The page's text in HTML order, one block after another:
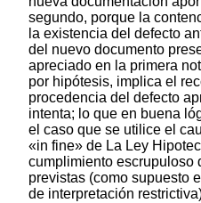
segundo, porque la
la existencia del defecto
del nuevo documento
apreciado en la primera
por hipótesis, implica el
procedencia del defecto
intenta; lo que en buena
el caso que se utilice el
«in fine» de La Ley
cumplimiento escrupuloso
previstas (como supuesto
de interpretación